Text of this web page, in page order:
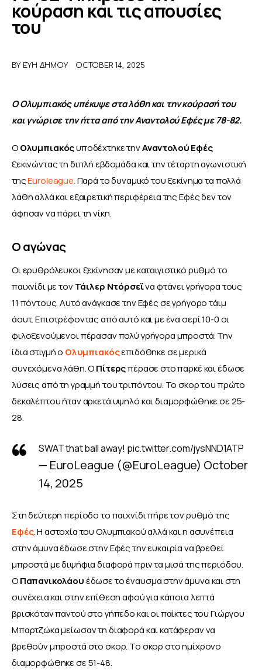
κούραση και τις απουσίες
του
BY ΕΎΗ ΔΉΜΟΥ OCTOBER 14, 2025
Ο Ολυμπιακός υπέκυψε στα λάθη και την κούρασή του
και γνώρισε την ήττα από την Αναντολού Εφές με 78-82.
Ο Ολυμπιακός υποδέχτηκε την ΑναντολούΕφές
ξεκινώντας τη διπλή εβδομάδα και την τέταρτη αγωνιστική
της Euroleague. Παρά το δυναμικό του ξεκίνημα τα πολλά
λάθη αλλά και εξαιρετική περιφέρεια της Εφές δεν τον
άφησαν να πάρει τη νίκη.
Ο αγώνας
Οι ερυθρόλευκοι ξεκίνησαν με καταιγιστικό ρυθμό το
παιχνίδι με τον Τάιλερ Ντόρσεϊ να φτάνει γρήγορα τους
11 πόντους. Αυτό ανάγκασε την Εφές σε γρήγορο τάιμ
άουτ. Επιστρέφοντας από αυτό και με ένα σερί 10-0 οι
φιλοξενούμενοι πέρασαν πολύ γρήγορα μπροστά. Την
ίδια στιγμή ο Ολυμπιακός επιδόθηκε σε μερικά
συνεχόμενα λάθη. Ο Πίτερς πέρασε στο παρκέ και έδωσε
λύσεις από τη γραμμή του τριπόντου. Το σκορ του πρώτο
δεκαλέπτου ήταν αρκετά υψηλό και διαμορφώθηκε σε 25-
28.
SWAT that ball away! pic.twitter.com/jysNND1ATP
— EuroLeague (@EuroLeague) October
14, 2025
Στη δεύτερη περίοδο το παιχνίδι πήρε τον ρυθμό της
Εφές. Η αστοχία του Ολυμπιακού αλλά και η ασυνέπεια
στην άμυνα έδωσε στην Εφές την ευκαιρία να βρεθεί
μπροστά με διψήφια διαφορά πριν τα μισά της περιόδου.
Ο Παπανικολάου έδωσε το έναυσμα στην άμυνα και στη
συνέχεια και στην επίθεση αφού για κάποια λεπτά
βρισκόταν παντού στο γήπεδο και οι παίκτες του Γιώργου
Μπαρτζώκα μείωσαν τη διαφορά και κατάφεραν να
βρεθούν μπροστά στο σκορ. Το σκορ στο ημίχρονο
διαμορφώθηκε σε 51-48.